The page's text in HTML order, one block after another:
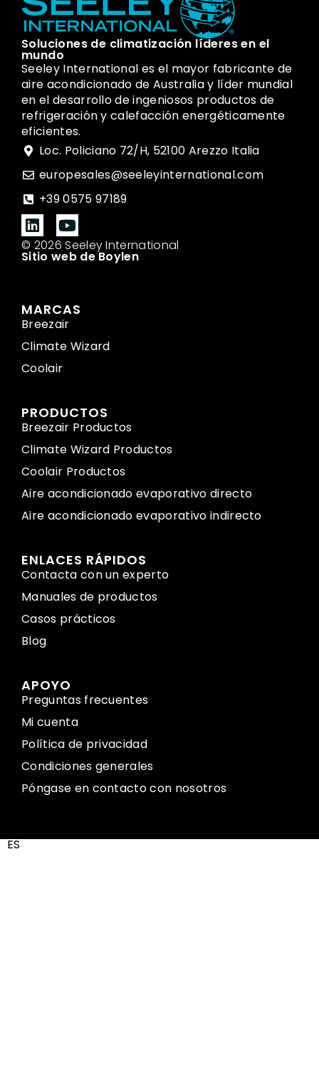
Soluciones de climatización líderes en el
mundo
Seeley International es el mayor fabricante de
aire acondicionado de Australia y líder mundial
en el desarrollo de ingeniosos productos de
refrigeración y calefacción energéticamente
eficientes.
Loc. Policiano 72/H, 52100 Arezzo Italia
europesales@seeleyinternational.com
+39 0575 97189
© 2026 Seeley International
Sitio web de Boylen
MARCAS
Breezair
Climate Wizard
Coolair
PRODUCTOS
Breezair Productos
Climate Wizard Productos
Coolair Productos
Aire acondicionado evaporativo directo
Aire acondicionado evaporativo indirecto
ENLACES RÁPIDOS
Contacta con un experto
Manuales de productos
Casos prácticos
Blog
APOYO
Preguntas frecuentes
Mi cuenta
Política de privacidad
Condiciones generales
Póngase en contacto con nosotros
ES